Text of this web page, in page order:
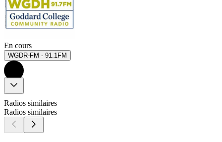
En cours
WGDR-FM - 91.1FM
Radios similaires
Radios similaires